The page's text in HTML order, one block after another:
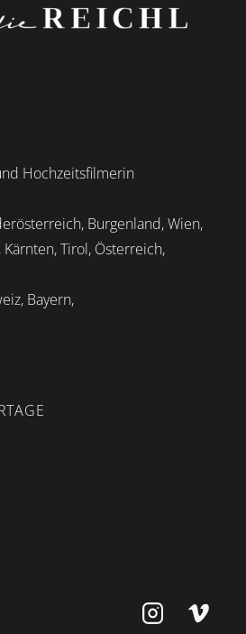
Hochzeitsfilmerin
Burgenland, Wien,
Tirol, Österreich,
Bayern,